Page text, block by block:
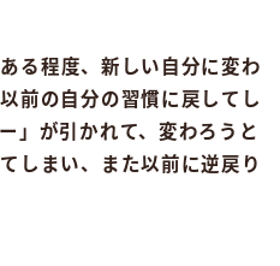
ある程度、新しい自分に変わ
前の自分の習慣に戻してし
」が引かれて、変わろうと
しまい、また以前に逆戻り